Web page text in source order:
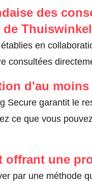
des
en
consultées
d'au
Secure garantit le
ce que vous
offrant une
par une méthode